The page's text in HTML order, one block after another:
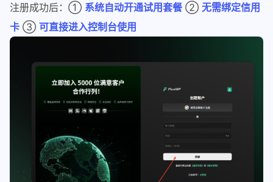
注册成功后：① 系统自动开通试用套餐 ② 无需绑定信用
卡 ③ 可直接进入控制台使用